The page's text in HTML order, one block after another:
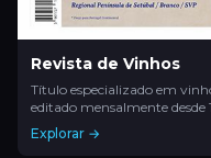
Revista de Vinhos
Título especializado em
editado mensalmente desde
Explorar →